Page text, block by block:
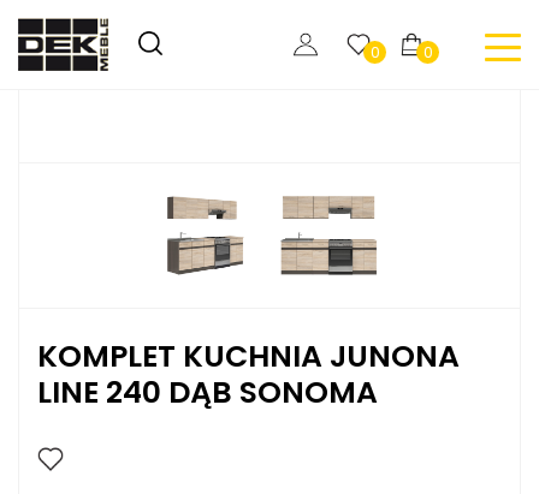
0 0
KOMPLET KUCHNIA JUNONA
LINE 240 DĄB SONOMA